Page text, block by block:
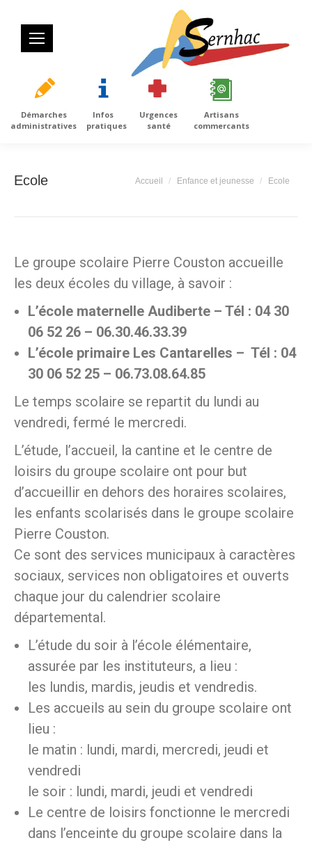
Démarches
administratives
Infos
pratiques
Urgences
santé
Artisans
commercants
Ecole Vous êtes ici :
Accueil Enfance et jeunesse Ecole
Le groupe scolaire Pierre Couston accueille
les deux écoles du village, à savoir :
L’école maternelle Audiberte – Tél : 04 30
06 52 26 – 06.30.46.33.39
L’école primaire Les Cantarelles – Tél : 04
30 06 52 25 – 06.73.08.64.85
Le temps scolaire se repartit du lundi au
vendredi, fermé le mercredi.
L’étude, l’accueil, la cantine et le centre de
loisirs du groupe scolaire ont pour but
d’accueillir en dehors des horaires scolaires,
les enfants scolarisés dans le groupe scolaire
Pierre Couston.
Ce sont des services municipaux à caractères
sociaux, services non obligatoires et ouverts
chaque jour du calendrier scolaire
départemental.
L’étude du soir à l’école élémentaire,
assurée par les instituteurs, a lieu :
les lundis, mardis, jeudis et vendredis.
Les accueils au sein du groupe scolaire ont
lieu :
le matin : lundi, mardi, mercredi, jeudi et
vendredi
le soir : lundi, mardi, jeudi et vendredi
Le centre de loisirs fonctionne le mercredi
dans l’enceinte du groupe scolaire dans la